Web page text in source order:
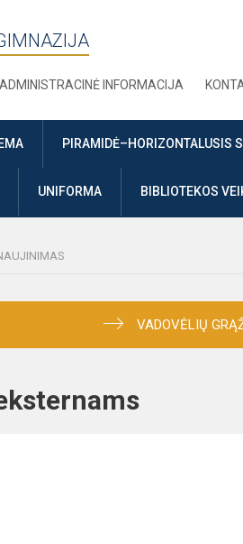
ADMINISTRACINĖ INFORMACIJA
PIRAMIDĖ–HORIZONTALUSIS
UNIFORMA BIBLIOTEKOS
VADOVĖLIŲ